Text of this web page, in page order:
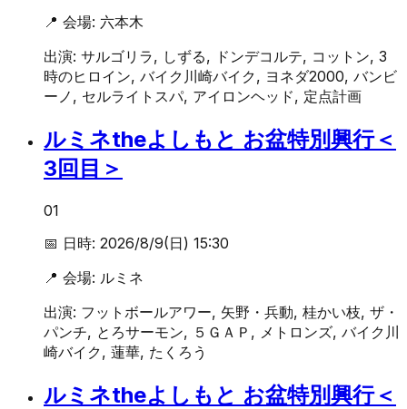
📍 会場: 六本木
出演: サルゴリラ, しずる, ドンデコルテ, コットン, 3
時のヒロイン, バイク川崎バイク, ヨネダ2000, バンビ
ーノ, セルライトスパ, アイロンヘッド, 定点計画
ルミネtheよしもと お盆特別興行＜
3回目＞
01
📅 日時: 2026/8/9(日) 15:30
📍 会場: ルミネ
出演: フットボールアワー, 矢野・兵動, 桂かい枝, ザ・
パンチ, とろサーモン, ５ＧＡＰ, メトロンズ, バイク川
崎バイク, 蓮華, たくろう
ルミネtheよしもと お盆特別興行＜